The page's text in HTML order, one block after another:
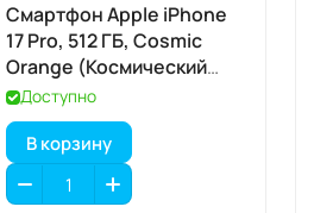
Смартфон Apple iPhone
17 Pro, 512 ГБ, Cosmic
Orange (Космический
оранжевый) Dual eSIM
Доступно
В корзину